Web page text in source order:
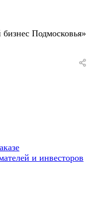
Подмосковья»
и инвесторов